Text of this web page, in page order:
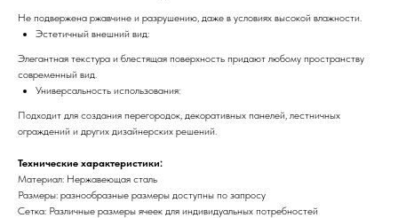
Не подвержена ржавчине и разрушению, даже в условиях высокой влажности.
Эстетичный внешний вид:
Элегантная текстура и блестящая поверхность придают любому пространству
современный вид.
Универсальность использования:
Подходит для создания перегородок, декоративных панелей, лестничных
ограждений и других дизайнерских решений.
Технические характеристики:
Материал: Нержавеющая сталь
Размеры: разнообразные размеры доступны по запросу
Сетка: Различные размеры ячеек для индивидуальных потребностей